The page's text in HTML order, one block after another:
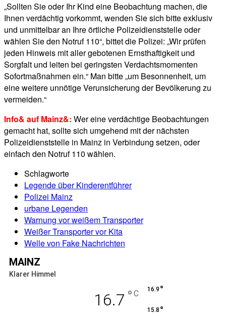
„Sollten Sie oder Ihr Kind eine Beobachtung machen, die
Ihnen verdächtig vorkommt, wenden Sie sich bitte exklusiv
und unmittelbar an Ihre örtliche Polizeidienststelle oder
wählen Sie den Notruf 110“, bittet die Polizei: „Wir prüfen
jeden Hinweis mit aller gebotenen Ernsthaftigkeit und
Sorgfalt und leiten bei geringsten Verdachtsmomenten
Sofortmaßnahmen ein.“ Man bitte „um Besonnenheit, um
eine weitere unnötige Verunsicherung der Bevölkerung zu
vermeiden.“
Info& auf Mainz&: Wer eine verdächtige Beobachtungen
gemacht hat, sollte sich umgehend mit der nächsten
Polizeidienststelle in Mainz in Verbindung setzen, oder
einfach den Notruf 110 wählen.
Schlagworte
Legende über Kinderentführer
Polizei Mainz
urbane Legenden
Warnung vor weißem Transporter
Weißer Transporter vor Kita
Welle von Fake Nachrichten
MAINZ
Klarer Himmel
16.7 ° C 16.9 °
15.8 °